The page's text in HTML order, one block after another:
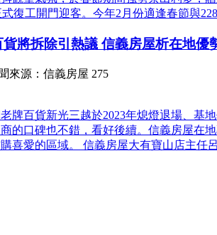
式復工開門迎客。今年2月份適逢春節與
貨將拆除引熱議 信義房屋析在地優
來源：信義房屋 275
牌百貨新光三越於2023年熄燈退場、基
的口碑也不錯，看好後續。信義房屋在
喜愛的區域。 信義房屋大有寶山店主任